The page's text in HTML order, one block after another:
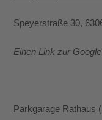
Speyerstraße 30,
Einen Link zur
Parkgarage Rathaus